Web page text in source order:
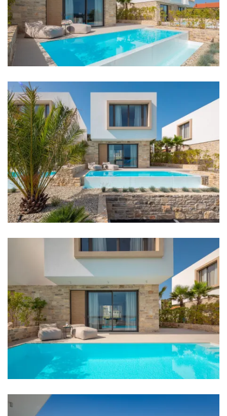
Restaurant: 1,2 km
Bar: 1,2 km
Zentrum: 1,2 km
Geschäft: 1,2 km
Fährhafen: 1,5 km
Flughafen: Zadar Airport 30 km
Schlafzimmer
Schlafzimmer 1: Doppelbett: 1
Schlafzimmer 2: Doppelbett: 1
Schlafzimmer 3: Doppelbett: 1
Klimaanlage in jedem Zimmer
TV in jedem Zimmer
Kinderbett